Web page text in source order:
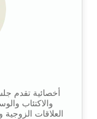
أخصائية تقدم
والاكتئاب
العلاقات